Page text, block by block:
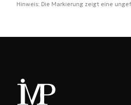
Hinweis: Die Markierung zeigt eine